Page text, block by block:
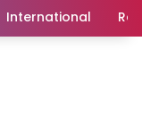
International